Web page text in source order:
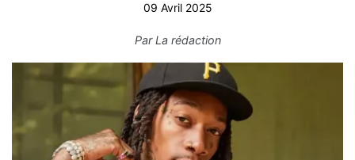
09 Avril 2025
ParLa rédaction